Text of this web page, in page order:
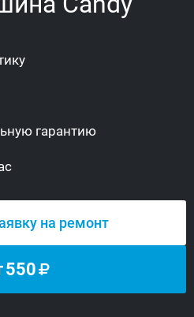
гарантию
на ремонт
550